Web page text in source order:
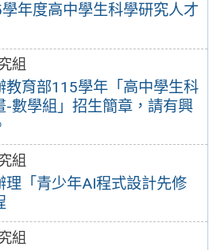
年度高中學生科學研究人才
組
教育部115學年「高中學生科
-數學組」招生簡章，請有興
組
理「青少年AI程式設計先修
組